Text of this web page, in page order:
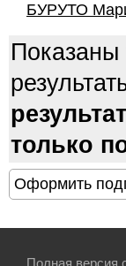
БУРУТО
Показаны
только
Полная версия